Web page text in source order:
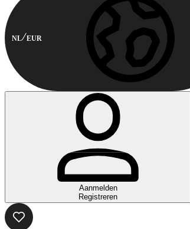
NL EUR
Aanmelden
Registreren